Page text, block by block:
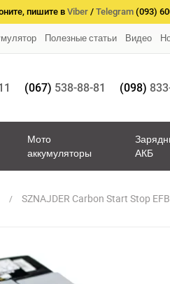
пишите в Viber / Telegram (093)
Полезные статьи Видео
(067) 538-88-81 (098)
Мото
аккумуляторы
АКБ
SZNAJDER Carbon Start Stop EFB